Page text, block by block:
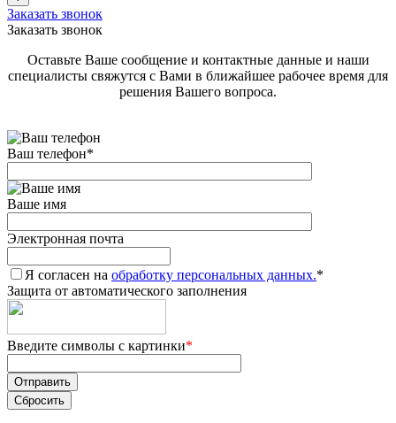
Заказать звонок
Заказать звонок
Оставьте Ваше сообщение и контактные данные и наши
специалисты свяжутся с Вами в ближайшее рабочее время для
решения Вашего вопроса.
Ваш телефон*
Ваше имя
Электронная почта
Я согласен на обработку персональных данных.*
Защита от автоматического заполнения
Введите символы с картинки*